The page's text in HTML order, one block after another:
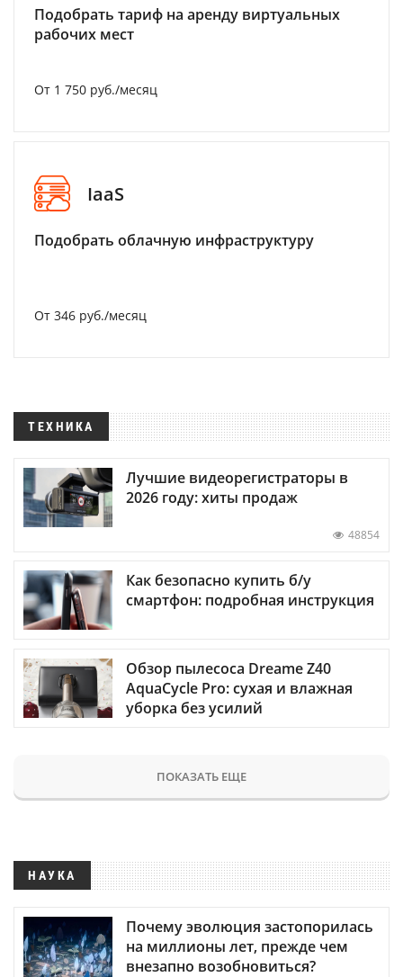
Подобрать тариф на аренду виртуальных
рабочих мест
От 1 750 руб./месяц
IaaS
Подобрать облачную инфраструктуру
От 346 руб./месяц
ТЕХНИКА
Лучшие видеорегистраторы в
2026 году: хиты продаж
48854
Как безопасно купить б/у
смартфон: подробная инструкция
Обзор пылесоса Dreame Z40
AquaCycle Pro: сухая и влажная
уборка без усилий
ПОКАЗАТЬ ЕЩЕ
НАУКА
Почему эволюция застопорилась
на миллионы лет, прежде чем
внезапно возобновиться?